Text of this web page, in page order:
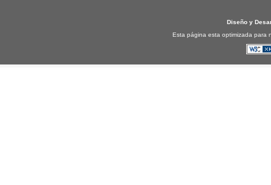
Diseño y
Esta página esta optimizada para